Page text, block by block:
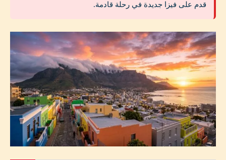
قدم على فيزا جديدة في رحلة قادمة.